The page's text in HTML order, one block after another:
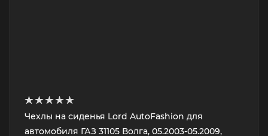
Чехлы на сиденья Lord AutoFashion для
автомобиля ГАЗ 31105 Волга, 05.2003-05.2009,